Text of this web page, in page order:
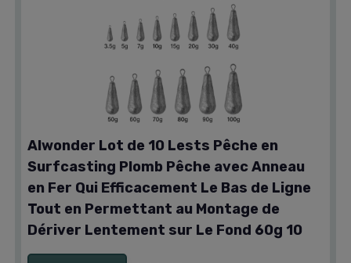
Alwonder Lot de 10 Lests Pêche en
Surfcasting Plomb Pêche avec Anneau
en Fer Qui Efficacement Le Bas de Ligne
Tout en Permettant au Montage de
Dériver Lentement sur Le Fond 60g 10